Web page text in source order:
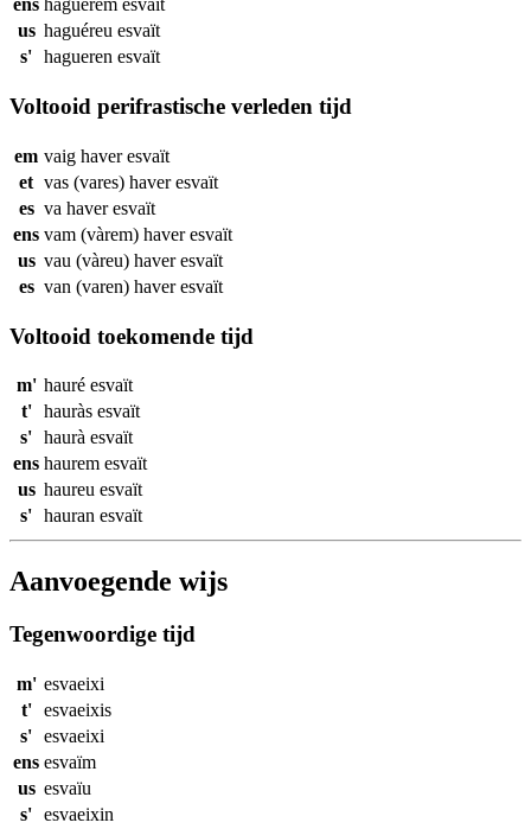
ens haguérem esvaït
us haguéreu esvaït
s' hagueren esvaït
Voltooid perifrastische verleden tijd
em vaig haveresvaït
et vas (vares) haveresvaït
es va haveresvaït
ens vam (vàrem) haveresvaït
us vau (vàreu) haveresvaït
es van (varen) haveresvaït
Voltooid toekomende tijd
m' hauré esvaït
t'
hauràs esvaït
s' haurà esvaït
ens haurem esvaït
us haureu esvaït
s' hauran esvaït
Aanvoegende wijs
Tegenwoordige tijd
m' esvaeixi
t'
esvaeixis
s' esvaeixi
ens esvaïm
us esvaïu
s' esvaeixin